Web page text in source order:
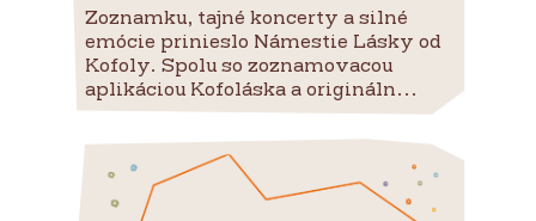
Zoznamku, tajné koncerty a silné
emócie prinieslo Námestie Lásky od
Kofoly. Spolu so zoznamovacou
aplikáciou Kofoláska a origináln...